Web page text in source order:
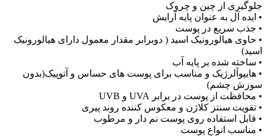
جلوگیری از چین و چروک
• ایده آل به عنوان پایه آرایش
• جذب سریع در پوست
• حاوی هیالورونیک اسید ( دوبرابر مقدار معمول دارای هیالورونیک
اسید)
• ساخته شده بر پایه آب
• هایپوآلرژیک و مناسب برای پوست های حساس و آتوپیک(بدون
سوزش چشم)
• محافظت از پوست در برابر UVA و UVB
• تقویت سنتز کلاژن و معکوس کننده روند پیری
• قابل استفاده روی پوست نم دار و مرطوب
• مناسب انواع پوست